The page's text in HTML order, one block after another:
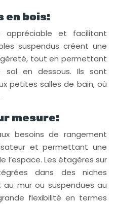
en bois:
et facilitant
suspendus créent une
tout en permettant
en dessous. Ils sont
petites salles de bain, où
mesure:
besoins de rangement
et permettant une
l’espace. Les étagères sur
dans des niches
mur ou suspendues au
flexibilité en termes